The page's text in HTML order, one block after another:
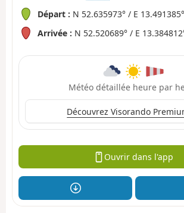
Départ : N 52.635973° / E 13.491385°
Arrivée : N 52.520689° / E
Météo détaillée heure par
Découvrez Visorando
Ouvrir dans l'app